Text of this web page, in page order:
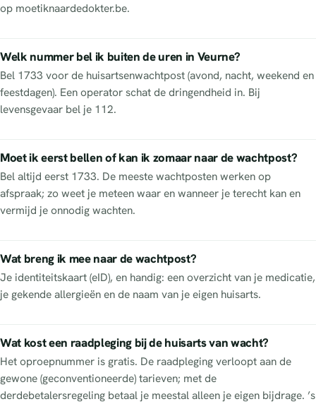
op moetiknaardedokter.be.
Welk nummer bel ik buiten de uren in Veurne?
Bel 1733 voor de huisartsenwachtpost (avond, nacht, weekend en
feestdagen). Een operator schat de dringendheid in. Bij
levensgevaar bel je 112.
Moet ik eerst bellen of kan ik zomaar naar de wachtpost?
Bel altijd eerst 1733. De meeste wachtposten werken op
afspraak; zo weet je meteen waar en wanneer je terecht kan en
vermijd je onnodig wachten.
Wat breng ik mee naar de wachtpost?
Je identiteitskaart (eID), en handig: een overzicht van je medicatie,
je gekende allergieën en de naam van je eigen huisarts.
Wat kost een raadpleging bij de huisarts van wacht?
Het oproepnummer is gratis. De raadpleging verloopt aan de
gewone (geconventioneerde) tarieven; met de
derdebetalersregeling betaal je meestal alleen je eigen bijdrage. ’s